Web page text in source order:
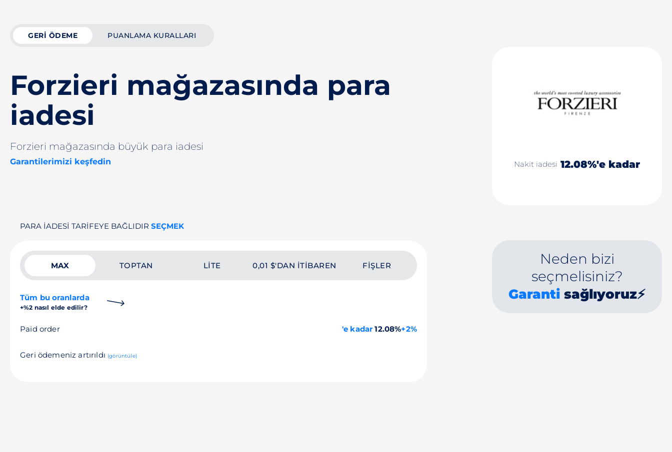
GERI ÖDEME PUANLAMA KURALLARI
Forzieri mağazasında para
iadesi
Forzieri mağazasında büyük para iadesi
Garantilerimizi keşfedin Nakit iadesi 12.08%'e kadar
PARA IADESI TARIFEYE BAĞLIDIR SEÇMEK
MAX TOPTAN LITE 0,01 $'DAN ITIBAREN FIŞLER
Tüm bu oranlarda
+%2 nasıl elde edilir?
Paid order 'e kadar12.08%+2%
Geri ödemeniz artırıldı (görüntüle)
Neden bizi
seçmelisiniz?
Garanti sağlıyoruz⚡